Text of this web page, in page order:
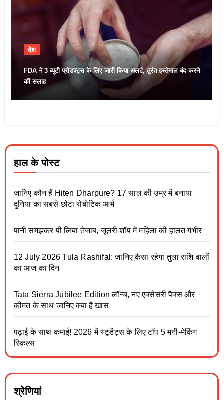
देश
FDA ने 3 ब्यूटी प्रोडक्ट्स के लिए जारी किया अलर्ट, तुरंत इस्तेमाल बंद करने
की सलाह
हाल के पोस्ट
जानिए कौन हैं Hiten Dharpure? 17 साल की उम्र में बनाया
दुनिया का सबसे छोटा रोबोटिक आर्म
पानी समझकर पी लिया तेजाब, जूलरी शॉप में महिला की हालत गंभीर
12 July 2026 Tula Rashifal: जानिए कैसा रहेगा तुला राशि वालों
का आज का दिन
Tata Sierra Jubilee Edition लॉन्च, नए एक्सेसरी पैक्स और
कीमत के साथ जानिए क्या है खास
पढ़ाई के साथ कमाई! 2026 में स्टूडेंट्स के लिए टॉप 5 मनी-मेकिंग
स्किल्स
श्रेणियां